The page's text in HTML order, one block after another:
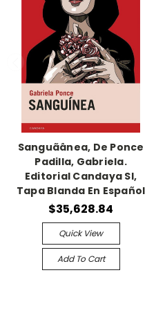
Sanguãânea, De Ponce
Padilla, Gabriela.
Editorial Candaya Sl,
Tapa Blanda En Español
$35,628.84
Quick View
Add To Cart